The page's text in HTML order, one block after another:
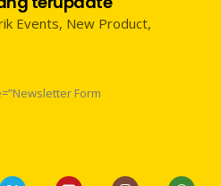
Events, New Product,
Form